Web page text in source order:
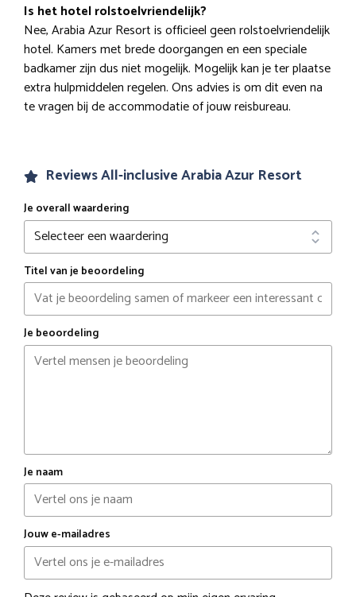
Is het hotel rolstoelvriendelijk?
Nee, Arabia Azur Resort is officieel geen rolstoelvriendelijk
hotel. Kamers met brede doorgangen en een speciale
badkamer zijn dus niet mogelijk. Mogelijk kan je ter plaatse
extra hulpmiddelen regelen. Ons advies is om dit even na
te vragen bij de accommodatie of jouw reisbureau.
Reviews All-inclusive Arabia Azur Resort
Je overall waardering
Titel van je beoordeling
Je beoordeling
Je naam
Jouw e-mailadres